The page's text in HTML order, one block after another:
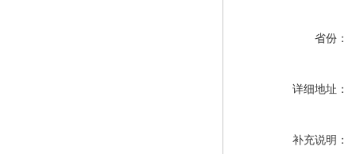
省份：
详细地址：
补充说明：